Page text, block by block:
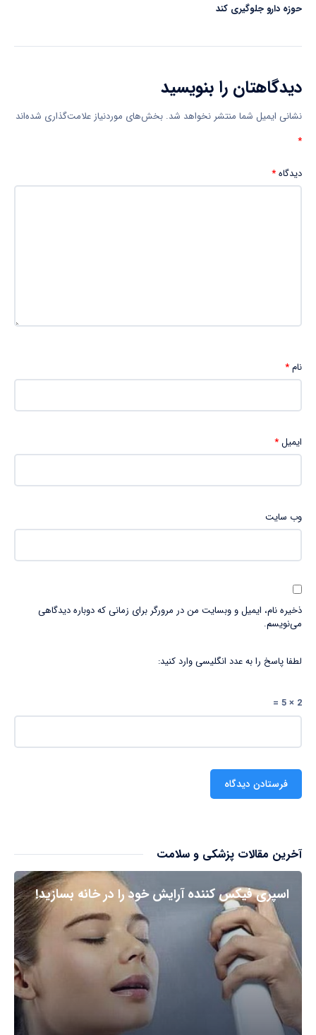
حوزه دارو جلوگیری کند
دیدگاهتان را بنویسید
نشانی ایمیل شما منتشر نخواهد شد. بخش‌های موردنیاز علامت‌گذاری شده‌اند
*
دیدگاه*
نام*
ایمیل*
وب‌ سایت
ذخیره نام، ایمیل و وبسایت من در مرورگر برای زمانی که دوباره دیدگاهی
می‌نویسم.
لطفا پاسخ را به عدد انگلیسی وارد کنید:
2 × 5 =
آخرین مقالات پزشکی و سلامت
اسپری فیکس کننده آرایش خود را در خانه بسازید!